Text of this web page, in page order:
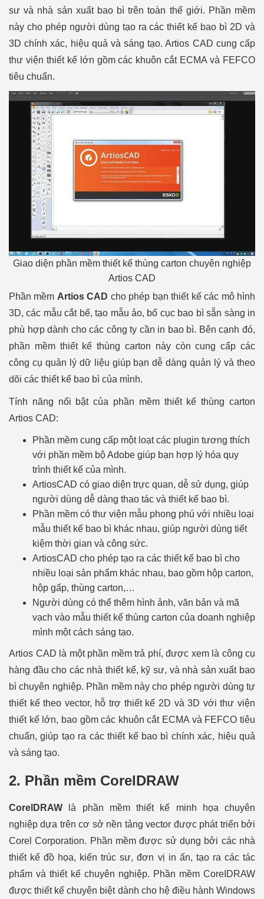
sư và nhà sản xuất bao bì trên toàn thế giới. Phần mềm
này cho phép người dùng tạo ra các thiết kế bao bì 2D và
3D chính xác, hiệu quả và sáng tạo. Artios CAD cung cấp
thư viện thiết kế lớn gồm các khuôn cắt ECMA và FEFCO
tiêu chuẩn.
Giao diện phần mềm thiết kế thùng carton chuyên nghiệp
Artios CAD
Phần mềm Artios CAD cho phép bạn thiết kế các mô hình
3D, các mẫu cắt bế, tạo mẫu ảo, bố cục bao bì sẵn sàng in
phù hợp dành cho các công ty cần in bao bì. Bên cạnh đó,
phần mềm thiết kế thùng carton này còn cung cấp các
công cụ quản lý dữ liệu giúp bạn dễ dàng quản lý và theo
dõi các thiết kế bao bì của mình.
Tính năng nổi bật của phần mềm thiết kế thùng carton
Artios CAD:
Phần mềm cung cấp một loạt các plugin tương thích
với phần mềm bộ Adobe giúp bạn hợp lý hóa quy
trình thiết kế của mình.
ArtiosCAD có giao diện trực quan, dễ sử dụng, giúp
người dùng dễ dàng thao tác và thiết kế bao bì.
Phần mềm có thư viện mẫu phong phú với nhiều loại
mẫu thiết kế bao bì khác nhau, giúp người dùng tiết
kiệm thời gian và công sức.
ArtiosCAD cho phép tạo ra các thiết kế bao bì cho
nhiều loại sản phẩm khác nhau, bao gồm hộp carton,
hộp gấp, thùng carton,…
Người dùng có thể thêm hình ảnh, văn bản và mã
vạch vào mẫu thiết kế thùng carton của doanh nghiệp
mình một cách sáng tạo.
Artios CAD là một phần mềm trả phí, được xem là công cụ
hàng đầu cho các nhà thiết kế, kỹ sư, và nhà sản xuất bao
bì chuyên nghiệp. Phần mềm này cho phép người dùng tự
thiết kế theo vector, hỗ trợ thiết kế 2D và 3D với thư viện
thiết kế lớn, bao gồm các khuôn cắt ECMA và FEFCO tiêu
chuẩn, giúp tạo ra các thiết kế bao bì chính xác, hiệu quả
và sáng tạo.
2. Phần mềm CorelDRAW
CorelDRAW là phần mềm thiết kế minh họa chuyên
nghiệp dựa trên cơ sở nền tảng vector được phát triển bởi
Corel Corporation. Phần mềm được sử dụng bởi các nhà
thiết kế đồ họa, kiến trúc sư, đơn vị in ấn, tạo ra các tác
phẩm và thiết kế chuyên nghiệp. Phần mềm CoreIDRAW
được thiết kế chuyên biệt dành cho hệ điều hành Windows